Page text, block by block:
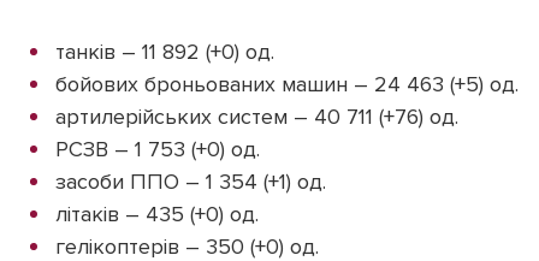
танків – 11 892 (+0) од.
бойових броньованих машин – 24 463 (+5) од.
артилерійських систем – 40 711 (+76) од.
РСЗВ – 1 753 (+0) од.
засоби ППО – 1 354 (+1) од.
літаків – 435 (+0) од.
гелікоптерів – 350 (+0) од.